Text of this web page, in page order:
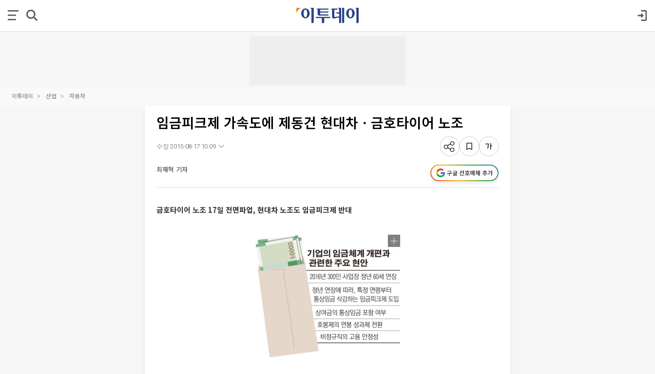
이투데이 산업 자동차
임금피크제 가속도에 제동건 현대차ㆍ금호타이어 노조
수정 2015-08-17 10:09
최재혁 기자 구글 선호매체 추가
금호타이어 노조 17일 전면파업, 현대차 노조도 임금피크제 반대